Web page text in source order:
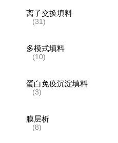
离子交换填料
(31)
多模式填料
(10)
蛋白免疫沉淀填料
(3)
膜层析
(8)